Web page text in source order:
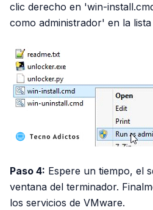
clic derecho en 'win-
como administrador' en la lista
Paso 4: Espere un tiempo, el
ventana del terminador.
los servicios de VMware.